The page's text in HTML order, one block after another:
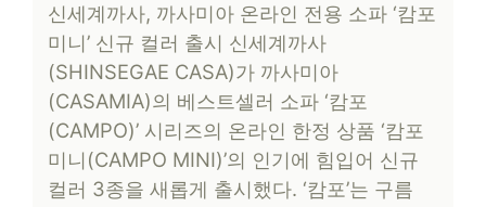
신세계까사, 까사미아 온라인 전용 소파 ‘캄포
미니’ 신규 컬러 출시 신세계까사
(SHINSEGAE CASA)가 까사미아
(CASAMIA)의 베스트셀러 소파 ‘캄포
(CAMPO)’ 시리즈의 온라인 한정 상품 ‘캄포
미니(CAMPO MINI)’의 인기에 힘입어 신규
컬러 3종을 새롭게 출시했다. ‘캄포’는 구름